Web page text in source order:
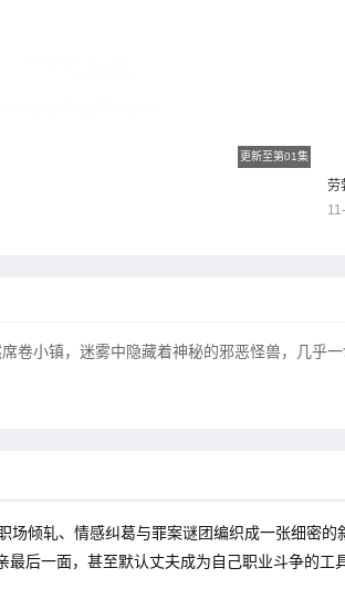
更新至第01集
劳
卷小镇，迷雾中隐藏着神秘的邪恶怪兽，几乎
倾轧、情感纠葛与罪案谜团编织成一张细密
一面，甚至默认丈夫成为自己职业斗争的工